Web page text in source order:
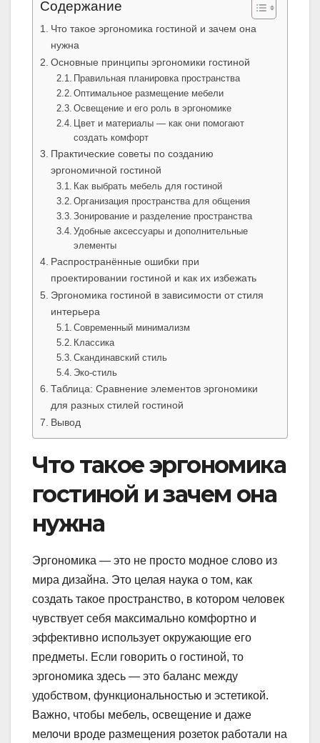
Содержание
Что такое эргономика гостиной и зачем она
нужна
Основные принципы эргономики гостиной
Правильная планировка пространства
Оптимальное размещение мебели
Освещение и его роль в эргономике
Цвет и материалы — как они помогают
создать комфорт
Практические советы по созданию
эргономичной гостиной
Как выбрать мебель для гостиной
Организация пространства для общения
Зонирование и разделение пространства
Удобные аксессуары и дополнительные
элементы
Распространённые ошибки при
проектировании гостиной и как их избежать
Эргономика гостиной в зависимости от стиля
интерьера
Современный минимализм
Классика
Скандинавский стиль
Эко-стиль
Таблица: Сравнение элементов эргономики
для разных стилей гостиной
Вывод
Что такое эргономика
гостиной и зачем она
нужна
Эргономика — это не просто модное слово из
мира дизайна. Это целая наука о том, как
создать такое пространство, в котором человек
чувствует себя максимально комфортно и
эффективно использует окружающие его
предметы. Если говорить о гостиной, то
эргономика здесь — это баланс между
удобством, функциональностью и эстетикой.
Важно, чтобы мебель, освещение и даже
мелочи вроде размещения розеток работали на